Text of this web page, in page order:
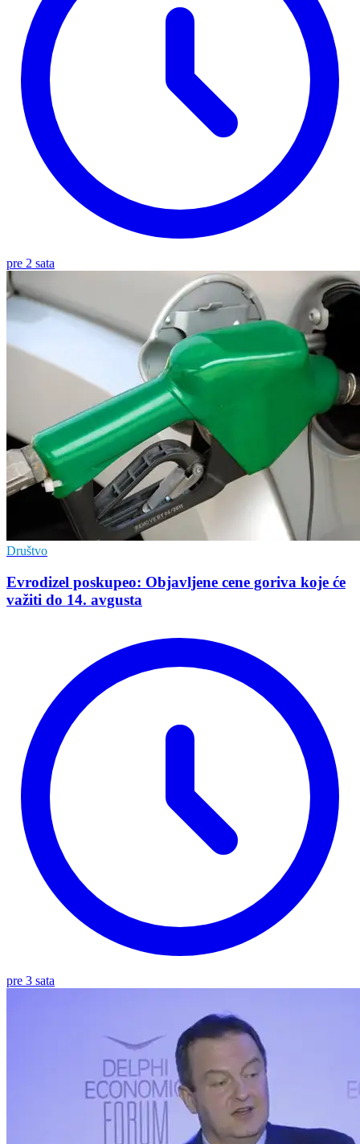
pre 2 sata
Društvo
Evrodizel poskupeo: Objavljene cene goriva koje će
važiti do 14. avgusta
pre 3 sata